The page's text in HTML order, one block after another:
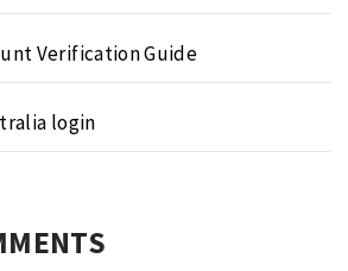
Verification Guide
login